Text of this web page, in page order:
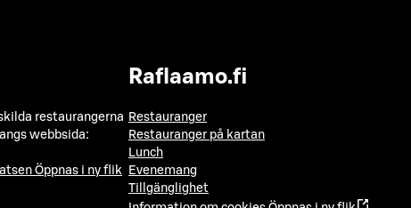
restaurangerna
webbsida:
Öppnas i ny flik
Raflaamo.fi
Restauranger
Restauranger på kartan
Lunch
Evenemang
Tillgänglighet